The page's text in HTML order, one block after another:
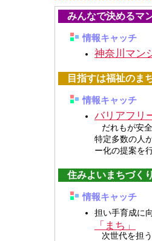
みんなで決めるマ
情報キャッチ
神奈川マン
目指すは福祉のま
情報キャッチ
バリアフリ
だれもが安
特定多数の人
ー化の提案を
住みよいまちづく
情報キャッチ
担い手育成に
「まち」
次世代を担